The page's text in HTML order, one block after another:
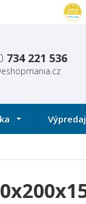
734 221 536
Výpredaj